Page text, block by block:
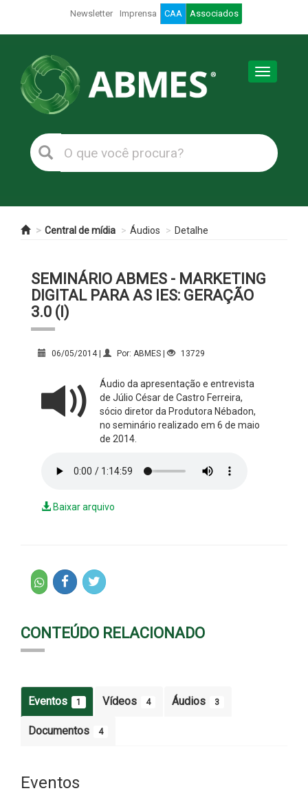
Newsletter Imprensa CAA Associados
Toggle
Central de mídia Áudios Detalhe
SEMINÁRIO ABMES - MARKETING
DIGITAL PARA AS IES: GERAÇÃO
3.0 (I)
06/05/2014 | Por: ABMES | 13729
Áudio da apresentação e entrevista
de Júlio César de Castro Ferreira,
sócio diretor da Produtora Nébadon,
no seminário realizado em 6 de maio
de 2014.
Baixar arquivo
CONTEÚDO RELACIONADO
Eventos 1 Vídeos 4 Áudios 3
Documentos 4
Eventos